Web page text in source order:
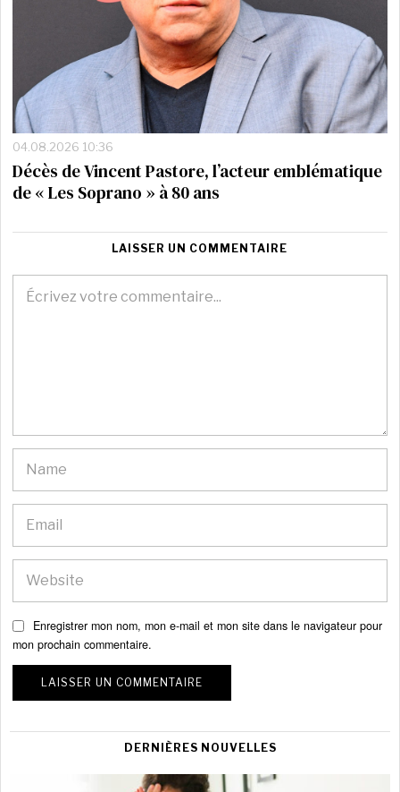
04.08.2026 10:36
Décès de Vincent Pastore, l’acteur emblématique
de « Les Soprano » à 80 ans
LAISSER UN COMMENTAIRE
Enregistrer mon nom, mon e-mail et mon site dans le navigateur pour
mon prochain commentaire.
DERNIÈRES NOUVELLES